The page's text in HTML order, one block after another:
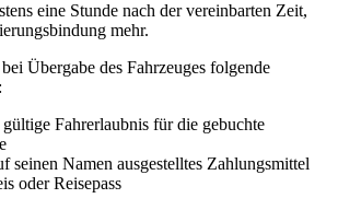
eine Stunde nach der vereinbarten Zeit,
mehr.
Übergabe des Fahrzeuges folgende
Fahrerlaubnis für die gebuchte
seinen Namen ausgestelltes Zahlungsmittel
oder Reisepass